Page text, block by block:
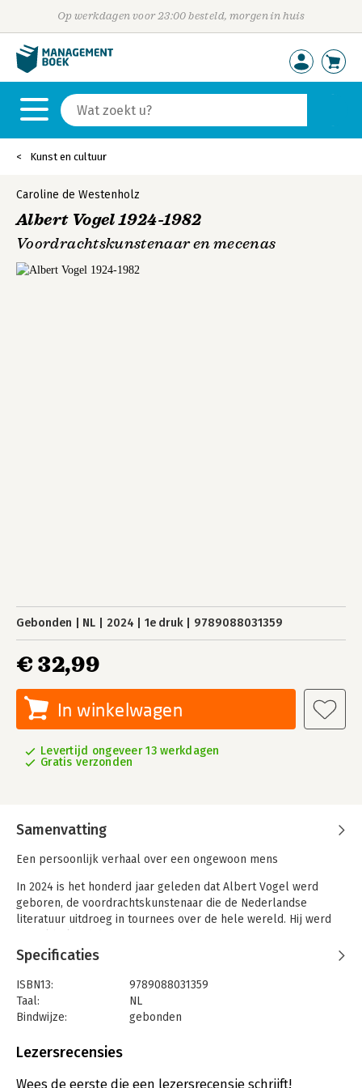
Op werkdagen voor 23:00 besteld, morgen in huis
Kunst en cultuur
Caroline de Westenholz
Albert Vogel 1924-1982
Voordrachtskunstenaar en mecenas
Gebonden NL 2024 1e druk 9789088031359
€ 32,99
In winkelwagen
Levertijd ongeveer 13 werkdagen
Gratis verzonden
Samenvatting
Een persoonlijk verhaal over een ongewoon mens
In 2024 is het honderd jaar geleden dat Albert Vogel werd
geboren, de voordrachtskunstenaar die de Nederlandse
literatuur uitdroeg in tournees over de hele wereld. Hij werd
Couperus'. Van zijn weergaves werden grammofoonplaten
gemaakt, hij schreef een biografie over de auteur en hij stelde
verschillende bloemlezingen samen uit het werk van de grote
schrijver.
Mogelijk zal Vogel eerder herinnerd worden wegens zijn
avant-garde galerie die hij runde samen met Leo Verboon. De
en Jan Schoonhoven. Tot op de dag van vandaag is Orez een
Specificaties
ISBN13:
9789088031359
Taal:
NL
Bindwijze:
gebonden
Uitgever:
Verschijningsdatum:
1-11-2024
Lezersrecensies
Wees de eerste die een lezersrecensie schrijft!